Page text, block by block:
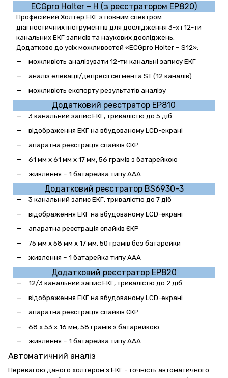
ECGpro Holter – H (з реєстратором EP820)
Професійний Холтер ЕКГ з повним спектром
діагностичних інструментів для дослідження 3-х і 12-ти
канальних ЕКГ записів та наукових досліджень.
Додатково до усіх можливостей «ECGpro Holter – S12»:
можливість аналізувати 12-ти канальні запису ЕКГ
аналіз елевації/депресії сегмента ST (12 каналів)
можливість експорту результатів аналізу
Додатковий реєстратор EP810
3 канальний запис ЕКГ, тривалістю до 5 діб
відображення ЕКГ на вбудованому LCD-екрані
апаратна реєстрація спайків ЄКР
61 мм x 61 мм x 17 мм, 56 грамів з батарейкою
живлення – 1 батарейка типу ААА
Додатковий реєстратор BS6930-3
3 канальний запис ЕКГ, тривалістю до 7 діб
відображення ЕКГ на вбудованому LCD-екрані
апаратна реєстрація спайків ЄКР
75 мм x 58 мм x 17 мм, 50 грамів без батарейки
живлення – 1 батарейка типу ААА
Додатковий реєстратор EP820
12/3 канальний запис ЕКГ, тривалістю до 2 діб
відображення ЕКГ на вбудованому LCD-екрані
апаратна реєстрація спайків ЄКР
68 x 53 x 16 мм, 58 грамів з батарейкою
живлення – 1 батарейка типу ААА
Автоматичний аналіз
Перевагою даного холтером з ЕКГ - точність автоматичного